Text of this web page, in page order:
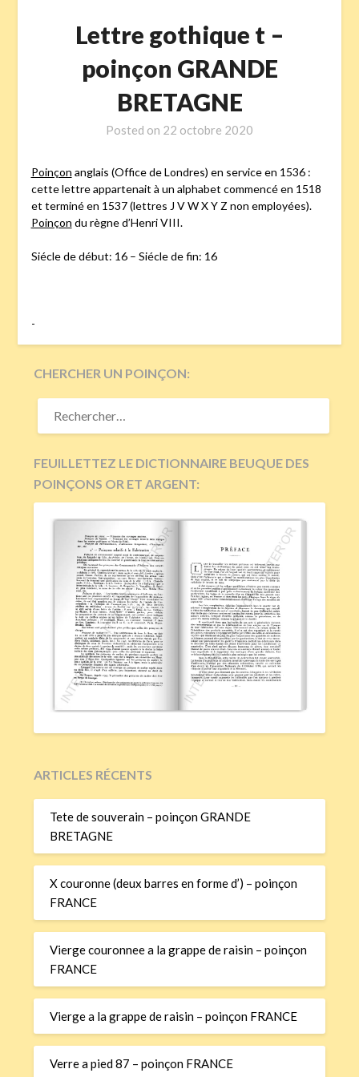
Lettre gothique t –
poinçon GRANDE
BRETAGNE
Posted on 22 octobre 2020
Poinçon anglais (Office de Londres) en service en 1536 :
cette lettre appartenait à un alphabet commencé en 1518
et terminé en 1537 (lettres J V W X Y Z non employées).
Poinçon du règne d’Henri VIII.
Siécle de début: 16 – Siécle de fin: 16
-
CHERCHER UN POINÇON:
RECHERCHER :
FEUILLETTEZ LE DICTIONNAIRE BEUQUE DES
POINÇONS OR ET ARGENT:
ARTICLES RÉCENTS
Tete de souverain – poinçon GRANDE
BRETAGNE
X couronne (deux barres en forme d’) – poinçon
FRANCE
Vierge couronnee a la grappe de raisin – poinçon
FRANCE
Vierge a la grappe de raisin – poinçon FRANCE
Verre a pied 87 – poinçon FRANCE